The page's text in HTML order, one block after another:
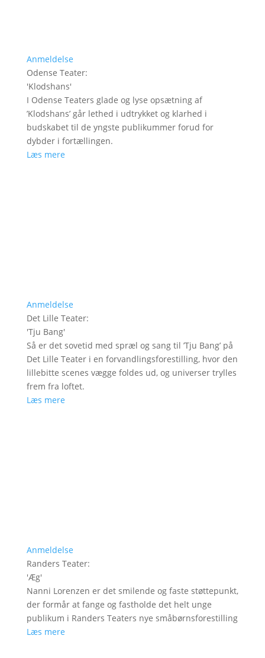
Anmeldelse
Odense Teater:
'Klodshans'
I Odense Teaters glade og lyse opsætning af
’Klodshans’ går lethed i udtrykket og klarhed i
budskabet til de yngste publikummer forud for
dybder i fortællingen.
Læs mere
Anmeldelse
Det Lille Teater:
'Tju Bang'
Så er det sovetid med spræl og sang til ’Tju Bang’ på
Det Lille Teater i en forvandlingsforestilling, hvor den
lillebitte scenes vægge foldes ud, og universer trylles
frem fra loftet.
Læs mere
Anmeldelse
Randers Teater:
'Æg'
Nanni Lorenzen er det smilende og faste støttepunkt,
der formår at fange og fastholde det helt unge
publikum i Randers Teaters nye småbørnsforestilling
Læs mere